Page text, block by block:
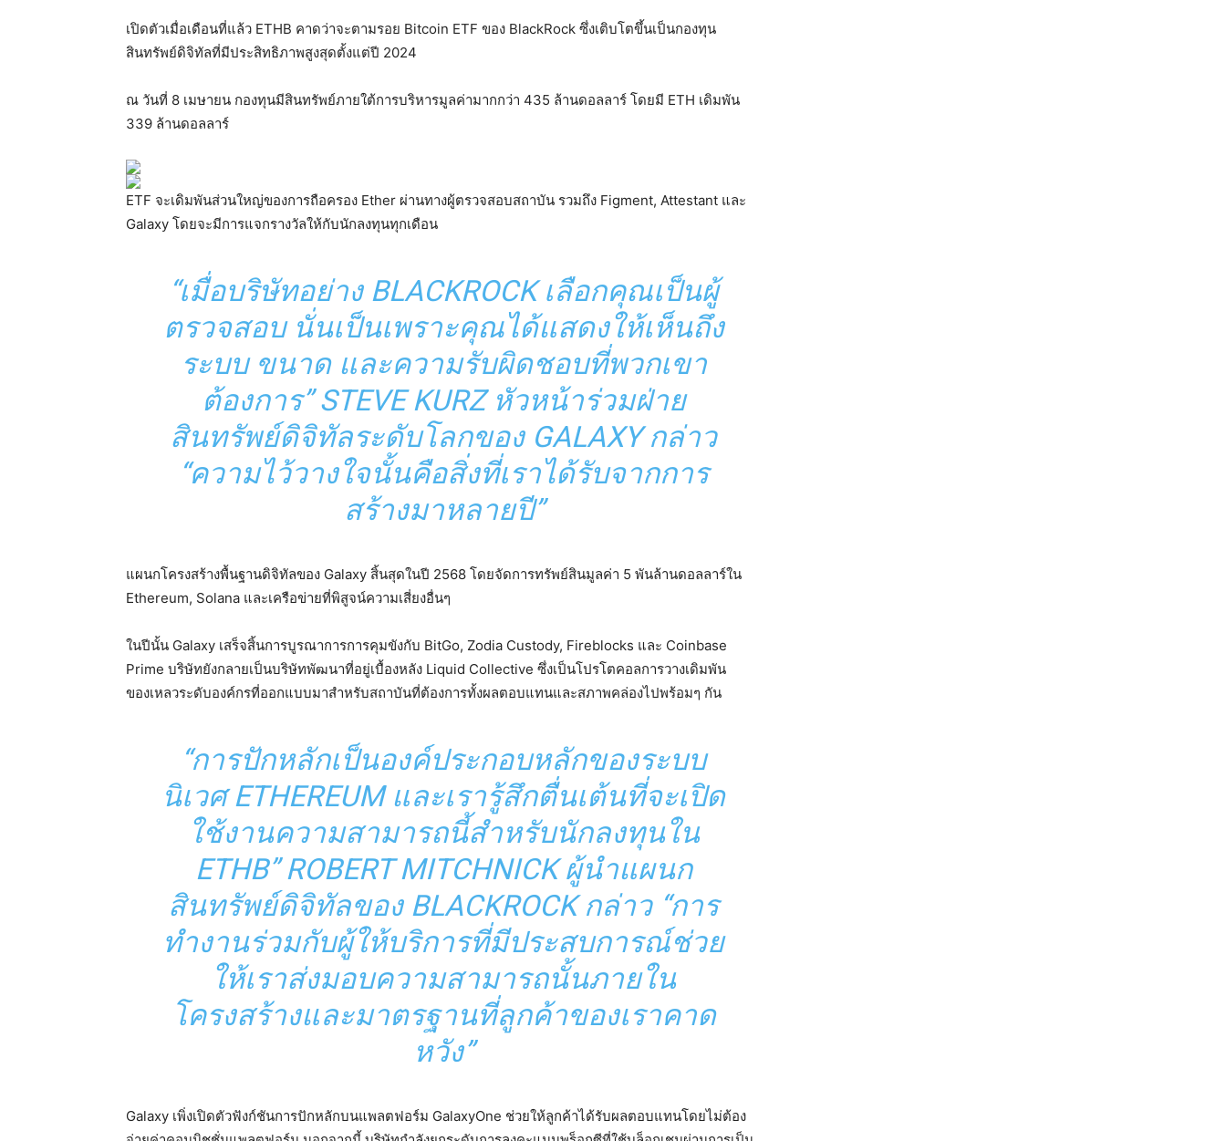
เปิดตัวเมื่อเดือนที่แล้ว ETHB คาดว่าจะตามรอย Bitcoin ETF ของ BlackRock ซึ่งเติบโตขึ้นเป็นกองทุน
สินทรัพย์ดิจิทัลที่มีประสิทธิภาพสูงสุดตั้งแต่ปี 2024
ณ วันที่ 8 เมษายน กองทุนมีสินทรัพย์ภายใต้การบริหารมูลค่ามากกว่า 435 ล้านดอลลาร์ โดยมี ETH เดิมพัน
339 ล้านดอลลาร์
ETF จะเดิมพันส่วนใหญ่ของการถือครอง Ether ผ่านทางผู้ตรวจสอบสถาบัน รวมถึง Figment, Attestant และ
Galaxy โดยจะมีการแจกรางวัลให้กับนักลงทุนทุกเดือน
“เมื่อบริษัทอย่าง BLACKROCK เลือกคุณเป็นผู้
ตรวจสอบ นั่นเป็นเพราะคุณได้แสดงให้เห็นถึง
ระบบ ขนาด และความรับผิดชอบที่พวกเขา
ต้องการ” STEVE KURZ หัวหน้าร่วมฝ่าย
สินทรัพย์ดิจิทัลระดับโลกของ GALAXY กล่าว
“ความไว้วางใจนั้นคือสิ่งที่เราได้รับจากการ
สร้างมาหลายปี”
แผนกโครงสร้างพื้นฐานดิจิทัลของ Galaxy สิ้นสุดในปี 2568 โดยจัดการทรัพย์สินมูลค่า 5 พันล้านดอลลาร์ใน
Ethereum, Solana และเครือข่ายที่พิสูจน์ความเสี่ยงอื่นๆ
ในปีนั้น Galaxy เสร็จสิ้นการบูรณาการการคุมขังกับ BitGo, Zodia Custody, Fireblocks และ Coinbase
Prime บริษัทยังกลายเป็นบริษัทพัฒนาที่อยู่เบื้องหลัง Liquid Collective ซึ่งเป็นโปรโตคอลการวางเดิมพัน
ของเหลวระดับองค์กรที่ออกแบบมาสำหรับสถาบันที่ต้องการทั้งผลตอบแทนและสภาพคล่องไปพร้อมๆ กัน
“การปักหลักเป็นองค์ประกอบหลักของระบบ
นิเวศ ETHEREUM และเรารู้สึกตื่นเต้นที่จะเปิด
ใช้งานความสามารถนี้สำหรับนักลงทุนใน
ETHB” ROBERT MITCHNICK ผู้นำแผนก
สินทรัพย์ดิจิทัลของ BLACKROCK กล่าว “การ
ทำงานร่วมกับผู้ให้บริการที่มีประสบการณ์ช่วย
ให้เราส่งมอบความสามารถนั้นภายใน
โครงสร้างและมาตรฐานที่ลูกค้าของเราคาด
หวัง”
Galaxy เพิ่งเปิดตัวฟังก์ชันการปักหลักบนแพลตฟอร์ม GalaxyOne ช่วยให้ลูกค้าได้รับผลตอบแทนโดยไม่ต้อง